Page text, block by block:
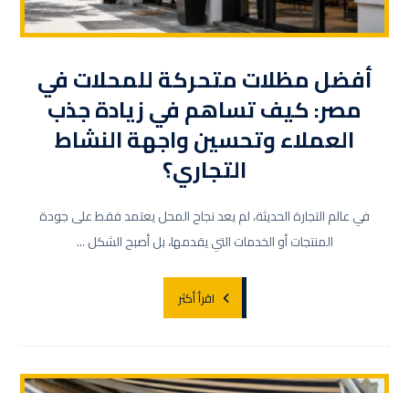
أفضل مظلات متحركة للمحلات في
مصر: كيف تساهم في زيادة جذب
العملاء وتحسين واجهة النشاط
التجاري؟
في عالم التجارة الحديثة، لم يعد نجاح المحل يعتمد فقط على جودة
المنتجات أو الخدمات التي يقدمها، بل أصبح الشكل ...
اقرأ أكثر